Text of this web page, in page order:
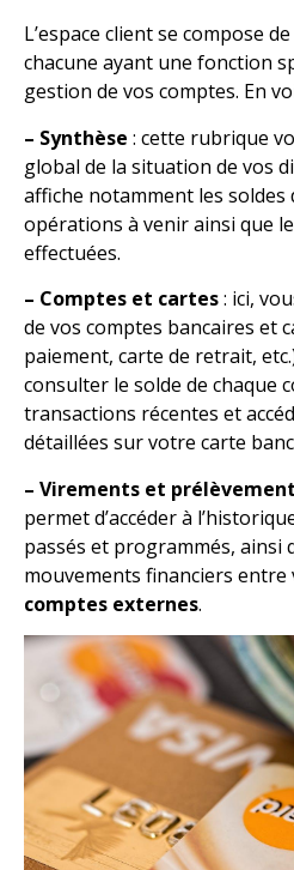
L’espace client se compose
chacune ayant une fonction
gestion de vos comptes. En
– Synthèse : cette rubrique
global de la situation de vos
affiche notamment les soldes
opérations à venir ainsi que
effectuées.
– Comptes et cartes: ici,
de vos comptes bancaires et
paiement, carte de retrait,
consulter le solde de chaque
transactions récentes et
détaillées sur votre carte
– Virements et
permet d’accéder à
passés et programmés, ainsi
mouvements financiers entre
comptes externes.